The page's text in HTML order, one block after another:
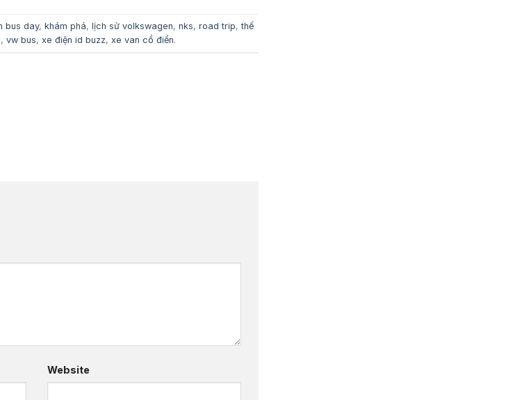
bus day, khám phá, lịch sử volkswagen, nks, road trip,thế
, vw bus, xe điện id buzz, xe van cổ điển.
Website